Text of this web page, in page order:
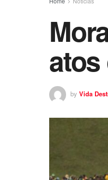
atos
by Vida